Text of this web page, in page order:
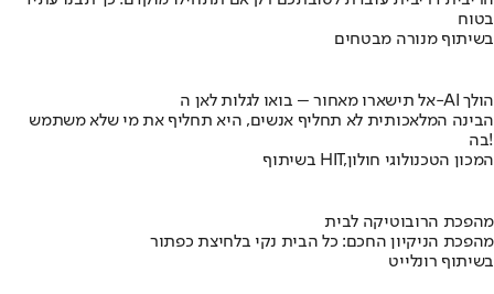
בטוח
בשיתוף מנורה מבטחים
אל תישארו מאחור – בואו לגלות לאן ה-AI הולך
הבינה המלאכותית לא תחליף אנשים, היא תחליף את מי שלא משתמש
בה!
בשיתוף HIT,המכון הטכנולוגי חולון
מהפכת הרובוטיקה לבית
מהפכת הניקיון החכם: כל הבית נקי בלחיצת כפתור
בשיתוף רונלייט